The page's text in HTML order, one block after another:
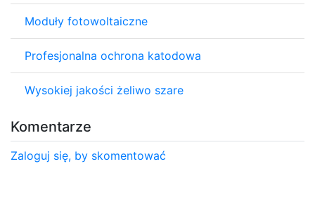
Moduły fotowoltaiczne
Profesjonalna ochrona katodowa
Wysokiej jakości żeliwo szare
Komentarze
Zaloguj się, by skomentować